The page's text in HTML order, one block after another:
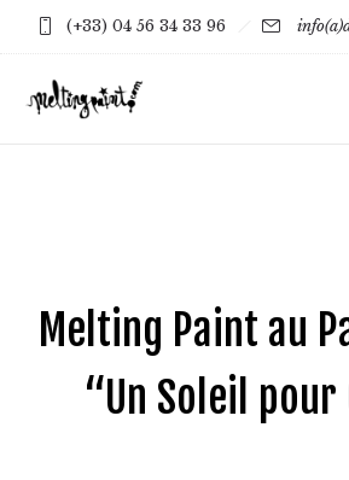
(+33) 04 56 34 33 96
Melting Paint au
“Un Soleil pour